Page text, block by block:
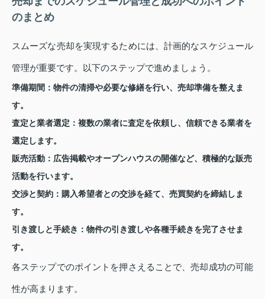
のまとめ
スムーズな売却を実現するためには、計画的なスケジュール
管理が重要です。以下のステップで進めましょう。
準備期間： 物件の清掃や必要な修繕を行い、売却準備を整えま
す。
査定と業者選定： 複数の業者に査定を依頼し、信頼できる業者を
選定します。
販売活動： 広告掲載やオープンハウスの開催など、積極的な販売
活動を行います。
交渉と契約： 購入希望者との交渉を経て、売買契約を締結しま
す。
引き渡しと手続き： 物件の引き渡しや各種手続きを完了させま
す。
各ステップでのポイントを押さえることで、売却成功の可能
性が高まります。